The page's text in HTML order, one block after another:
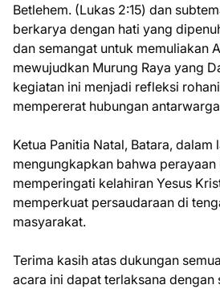
Betlehem. (Lukas 2:15) dan
berkarya dengan hati yang
dan semangat untuk memuliakan
mewujudkan Murung Raya yang
kegiatan ini menjadi refleksi
mempererat hubungan
Ketua Panitia Natal, Batara, dalam
mengungkapkan bahwa perayaan
memperingati kelahiran Yesus
memperkuat persaudaraan di
masyarakat.
Terima kasih atas dukungan
acara ini dapat terlaksana dengan